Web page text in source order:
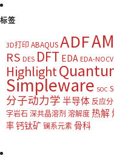
标签
3D打印 ABAQUSADF
RS DES DFT EDA EDA-NOCV
Highlight
Simpleware SOC
分子动力学 半导体 反应
字岩石 深共晶溶剂 溶解度 热解
率钙钛矿 镧系元素 骨科